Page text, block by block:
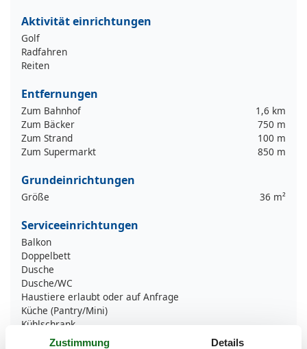
Aktivität einrichtungen
Golf
Radfahren
Reiten
Entfernungen
Zum Bahnhof
1,6 km
Zum Bäcker
750 m
Zum Strand
100 m
Zum Supermarkt
850 m
Grundeinrichtungen
Größe 36 m²
Serviceeinrichtungen
Balkon
Doppelbett
Dusche
Dusche/WC
Haustiere erlaubt oder auf Anfrage
Küche (Pantry/Mini)
Kühlschrank
Nichtraucher
Zustimmung Details